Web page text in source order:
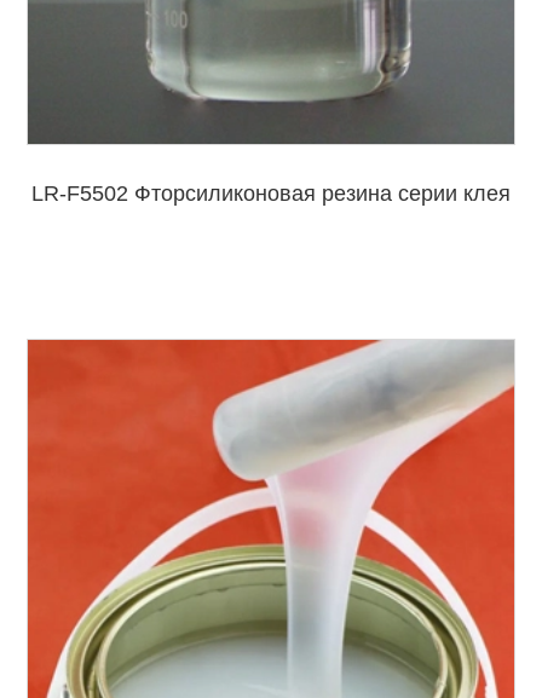
LR-F5502 Фторсиликоновая резина серии клея